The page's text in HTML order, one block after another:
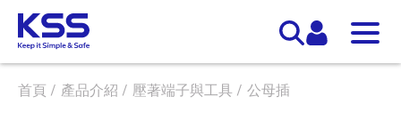
首頁 產品介紹 壓著端子與工具 公母插